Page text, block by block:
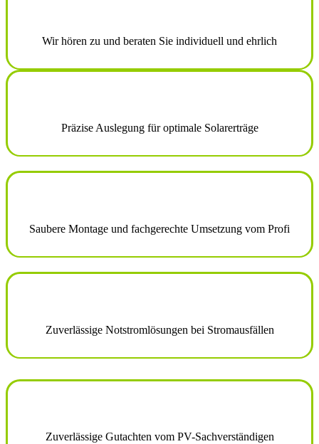
Wir hören zu und beraten Sie individuell und ehrlich
Präzise Auslegung für optimale Solarerträge
Saubere Montage und fachgerechte Umsetzung vom Profi
Zuverlässige Notstromlösungen bei Stromausfällen
Zuverlässige Gutachten vom PV-Sachverständigen